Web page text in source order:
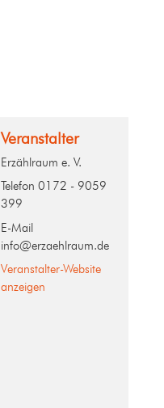
Veranstalter
Erzählraum e. V.
Telefon 0172 - 9059
399
E-Mail
info@erzaehlraum.de
Veranstalter-Website
anzeigen